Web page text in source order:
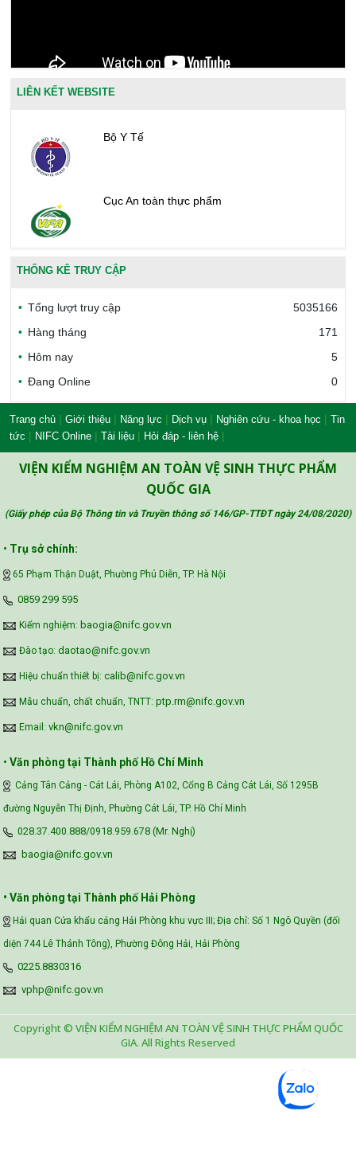
LIÊN KẾT WEBSITE
Bộ Y Tế
Cục An toàn thực phẩm
Văn phòng công nhận chất lượng
Công đoàn Y tế Việt Nam
Safe Food for Growth Project (SAFEGRO)
Vietnam Center for Food Safety Risk
THỐNG KÊ TRUY CẬP
Tổng lượt truy cập
5035166
Hàng tháng
171
Hôm nay
5
Đang Online
0
Trang chủ | Giới thiệu | Năng lực | Dịch vụ | Nghiên cứu - khoa học | Tin
tức | NIFC Online | Tài liệu | Hỏi đáp - liên hệ |
VIỆN KIỂM NGHIỆM AN TOÀN VỆ SINH THỰC PHẨM
QUỐC GIA
(Giấy phép của Bộ Thông tin và Truyền thông số 146/GP-TTĐT ngày 24/08/2020)
• Trụ sở chính:
65 Phạm Thận Duật, Phường Phú Diễn, TP. Hà Nội
‪0859 299 595‬
Kiểm nghiệm: baogia@nifc.gov.vn
Đào tạo: daotao@nifc.gov.vn
Hiệu chuẩn thiết bị: calib@nifc.gov.vn
Mẫu chuẩn, chất chuẩn, TNTT: ptp.rm@nifc.gov.vn
Email: vkn@nifc.gov.vn
• Văn phòng tại Thành phố Hồ Chí Minh
Cảng Tân Cảng - Cát Lái, Phòng A102, Cổng B Cảng Cát Lái, Số 1295B
đường Nguyễn Thị Định, Phường Cát Lái, TP. Hồ Chí Minh
028.37.400.888/0918.959.678 (Mr. Nghị)
baogia@nifc.gov.vn
• Văn phòng tại Thành phố Hải Phòng
Hải quan Cửa khẩu cảng Hải Phòng khu vực III; Địa chỉ: Số 1 Ngô Quyền (đối
diện 744 Lê Thánh Tông), Phường Đông Hải, Hải Phòng
0225.8830316
vphp@nifc.gov.vn
Copyright © VIỆN KIỂM NGHIỆM AN TOÀN VỆ SINH THỰC PHẨM QUỐC
GIA. All Rights Reserved